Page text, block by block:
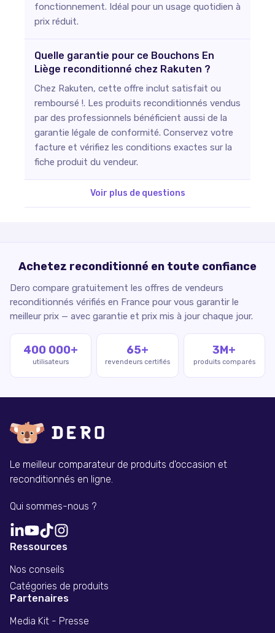
fonctionnement. Idéal pour un usage quotidien à
prix réduit.
Quelle garantie pour ce Bouchons En
Liège reconditionné chez Rakuten ?
Chez Rakuten, cette offre inclut satisfait ou
remboursé !. Les produits reconditionnés vendus
par des professionnels bénéficient aussi de la
garantie légale de conformité. Conservez votre
facture et vérifiez les conditions exactes sur la
fiche produit du vendeur.
Voir plus de questions
Achetez reconditionné en toute confiance
Dero compare gratuitement les offres de vendeurs
reconditionnés vérifiés en France pour vous garantir le
meilleur prix — avec garantie et prix mis à jour chaque jour.
400 000+
utilisateurs
65+
revendeurs certifiés
3M+
produits comparés
Le meilleur comparateur de produits d'occasion et
reconditionnés en ligne.
Qui sommes-nous ?
Ressources
Nos conseils
Catégories de produits
Partenaires
Media Kit - Presse